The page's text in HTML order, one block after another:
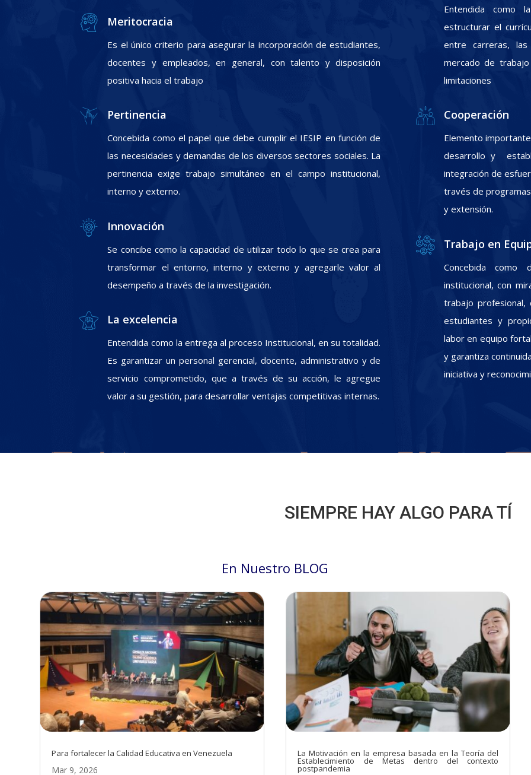
Meritocracia
Es el único criterio para asegurar la incorporación de estudiantes,
docentes y empleados, en general, con talento y disposición
positiva hacia el trabajo
Pertinencia
Concebida como el papel que debe cumplir el IESIP en función de
las necesidades y demandas de los diversos sectores sociales. La
pertinencia exige trabajo simultáneo en el campo institucional,
interno y externo.
Innovación
Se concibe como la capacidad de utilizar todo lo que se crea para
transformar el entorno, interno y externo y agregarle valor al
desempeño a través de la investigación.
La excelencia
Entendida como la entrega al proceso Institucional, en su totalidad.
Es garantizar un personal gerencial, docente, administrativo y de
servicio comprometido, que a través de su acción, le agregue
valor a su gestión, para desarrollar ventajas competitivas internas.
Entendida como
estructurar el
entre carreras,
mercado de
limitaciones
Cooperación
Elemento
desarrollo y
integración de
través de
y extensión.
Trabajo en
Concebida como
institucional, con
trabajo
estudiantes y
labor en equipo
y garantiza
iniciativa y
SIEMPRE HAY ALGO PARA TÍ
En Nuestro BLOG
Para fortalecer la Calidad Educativa en Venezuela
Mar 9, 2026
La Motivación en la empresa basada en la Teoría del
Establecimiento de Metas dentro del contexto
postpandemia